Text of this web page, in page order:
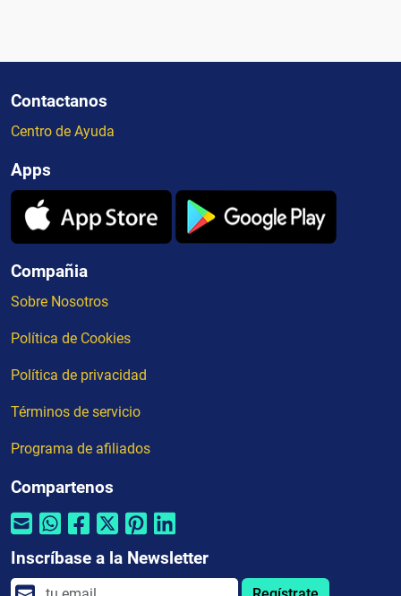
Contactanos
Centro de Ayuda
Apps
Compañia
Sobre Nosotros
Política de Cookies
Política de privacidad
Términos de servicio
Programa de afiliados
Compartenos
Inscríbase a la Newsletter